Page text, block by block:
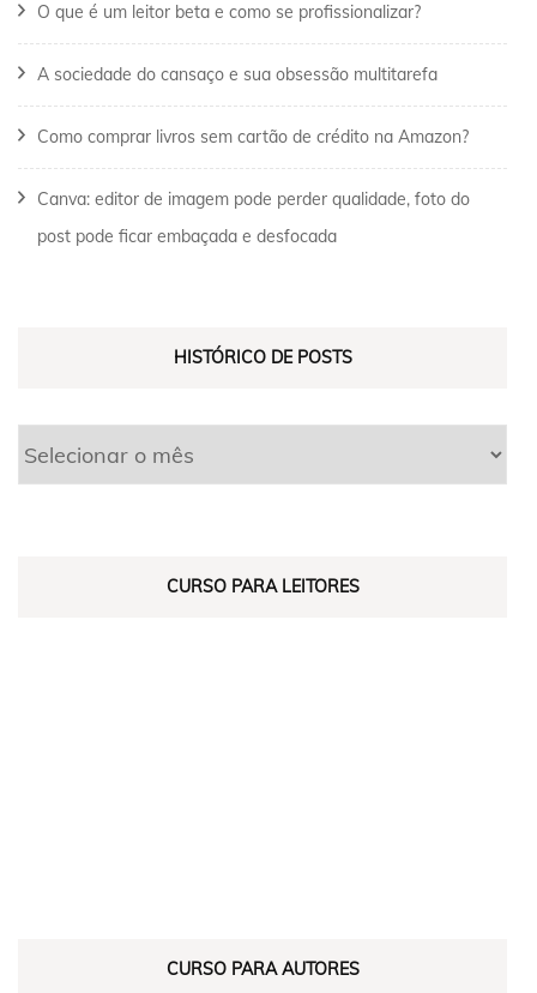
O que é um leitor beta e como se profissionalizar?
A sociedade do cansaço e sua obsessão multitarefa
Como comprar livros sem cartão de crédito na Amazon?
Canva: editor de imagem pode perder qualidade, foto do
post pode ficar embaçada e desfocada
HISTÓRICO DE POSTS
CURSO PARA LEITORES
CURSO PARA AUTORES